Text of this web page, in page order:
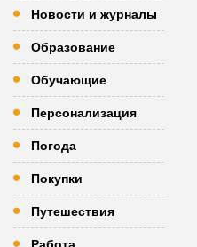
Новости и журналы
Образование
Обучающие
Персонализация
Погода
Покупки
Путешествия